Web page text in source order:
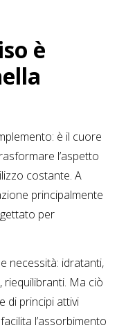
è
è il cuore
l’aspetto
costante. A
principalmente
per
necessità: idratanti,
riequilibranti. Ma ciò
di principi attivi
l’assorbimento